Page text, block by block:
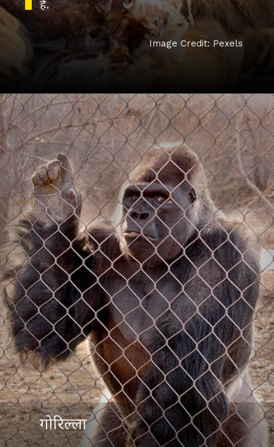
हैं.
Image Credit: Pexels
गोरिल्ला